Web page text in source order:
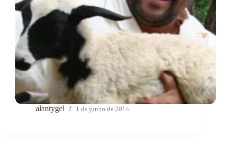
alantygel 1 de junho de 2014